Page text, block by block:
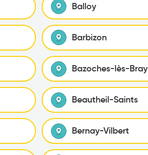
Balloy
Barbizon
Bazoches-lès-Bray
Beautheil-Saints
Bernay-Vilbert